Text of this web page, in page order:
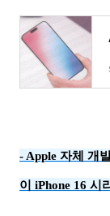
- Apple 자체 개
이 iPhone 16 시